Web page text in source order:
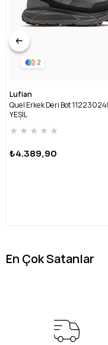
2
Lufian
Quel Erkek Deri Bot
YEŞİL
★ ★ ★ ★ ★
₺4.389,90
En Çok Satanlar